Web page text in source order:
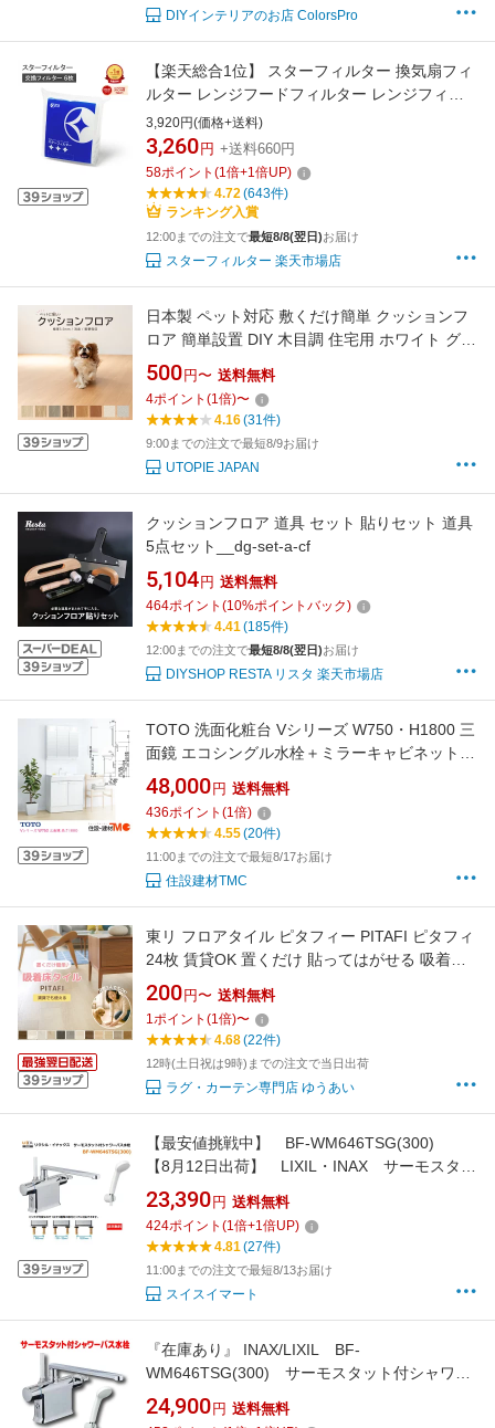
DIYインテリアのお店 ColorsPro
【楽天総合1位】 スターフィルター 換気扇フィ
ルター レンジフードフィルター レンジフィル
ターカバー 6枚(6枚×1袋)[SF02中サイズ] シロ
ッコファン 不燃性ガラス 繊維タイプ ヒルナン
デス!で紹介 新居 新築 一人暮らし 節約 便利グ
ッズ 新生活 引っ越し
3,920円(価格+送料)
3,260 円 +送料660円
58ポイント (1倍+1倍UP)
4.72(643件)
ランキング入賞
12:00までの注文で最短8/8(翌日)お届け
スターフィルター 楽天市場店
日本製 ペット対応 敷くだけ簡単 クッションフ
ロア 簡単設置 DIY 木目調 住宅用 ホワイト グレ
イッシュ ナチュラル 白 グレージュ 人気 クッシ
ョンシート おしゃれ リフォーム 6畳 8畳 10畳
12畳 15畳 18畳 20畳 和室 畳 防カビ 防菌 防水
500 円〜 送料無料
4ポイント (1倍)〜
4.16(31件)
9:00までの注文で最短8/9お届け
UTOPIE JAPAN
クッションフロア 道具 セット 貼りセット 道具
5点セット__dg-set-a-cf
5,104 円 送料無料
464ポイント (10%ポイントバック)
4.41(185件)
12:00までの注文で最短8/8(翌日)お届け
DIYSHOP RESTA リスタ 楽天市場店
TOTO 洗面化粧台 Vシリーズ W750・H1800 三
面鏡 エコシングル水栓＋ミラーキャビネット
LED照明【送料無料・メーカー直送】 送料無料
（LDPB075BAGEN2A+LMPB075B3GDG1G）
【最安値に挑戦中】
48,000 円 送料無料
436ポイント (1倍)
4.55(20件)
11:00までの注文で最短8/17お届け
住設建材TMC
東リ フロアタイル ピタフィー PITAFI ピタフィ
24枚 賃貸OK 置くだけ 貼ってはがせる 吸着床
タイル 接着剤不要 木目調 石目調 モルタル クッ
ションフロア フローリングマット 床暖房対応 1
畳 3畳 6畳 10畳 DIY リフォーム ペット 犬猫 傷
防止 防炎 日本製 (Y) 最強配送
200 円〜 送料無料
1ポイント (1倍)〜
4.68(22件)
12時(土日祝は9時)までの注文で当日出荷
ラグ・カーテン専門店 ゆうあい
【最安値挑戦中】 BF-WM646TSG(300)
【8月12日出荷】 LIXIL・INAX サーモスタッ
ト付シャワーバス水栓 デッキ(台付)タイ
プ 浴槽、カウンターデッキ面に取付けるタ
イプのシャワー水栓
23,390 円 送料無料
424ポイント (1倍+1倍UP)
4.81(27件)
11:00までの注文で最短8/13お届け
スイスイマート
『在庫あり』 INAX/LIXIL BF-
WM646TSG(300) サーモスタット付シャワー
バス水栓 エコフルスプレーシャワー クロマー
レS デッキタイプ 一般地 [☆2]
24,900 円 送料無料